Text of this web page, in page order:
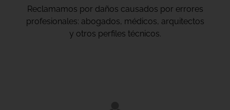
Reclamamos por daños causados por errores
profesionales: abogados, médicos, arquitectos
y otros perfiles técnicos.